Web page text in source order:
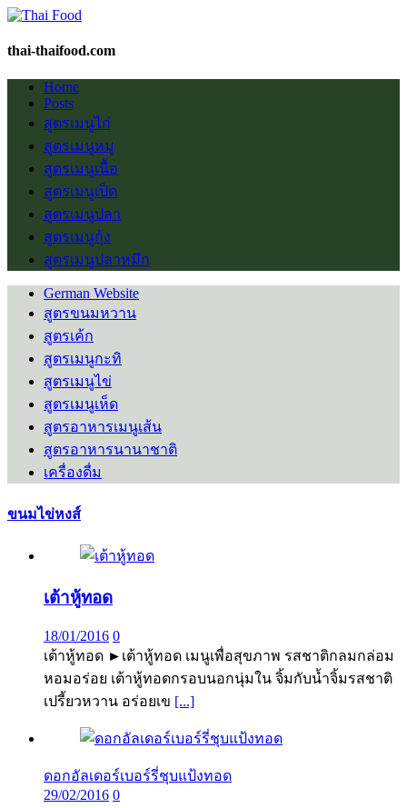
thai-thaifood.com
Home
Posts
สูตรเมนูไก่
สูตรเมนูหมู
สูตรเมนูเนื้อ
สูตรเมนูเป็ด
สูตรเมนูปลา
สูตรเมนูกุ้ง
สูตรเมนูปลาหมึก
German Website
สูตรขนมหวาน
สูตรเค้ก
สูตรเมนูกะทิ
สูตรเมนูไข่
สูตรเมนูเห็ด
สูตรอาหารเมนูเส้น
สูตรอาหารนานาชาติ
เครื่องดื่ม
ขนมไข่หงส์
เต้าหู้ทอด
18/01/2016 0
เต้าหู้ทอด ►เต้าหู้ทอด เมนูเพื่อสุขภาพ รสชาติกลมกล่อม
หอมอร่อย เต้าหู้ทอดกรอบนอกนุ่มใน จิ้มกับน้ำจิ้มรสชาติ
เปรี้ยวหวาน อร่อยเข [...]
ดอกอัลเดอร์เบอร์รี่ชุบแป้งทอด
29/02/2016 0